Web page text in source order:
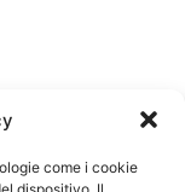
come i cookie
dispositivo. Il